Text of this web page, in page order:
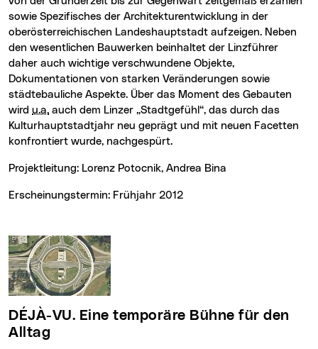
sowie Spezifisches der Architekturentwicklung in der
oberösterreichischen Landeshauptstadt aufzeigen. Neben
den wesentlichen Bauwerken beinhaltet der Linzführer
daher auch wichtige verschwundene Objekte,
Dokumentationen von starken Veränderungen sowie
städtebauliche Aspekte. Über das Moment des Gebauten
wird u.a. auch dem Linzer „Stadtgefühl“, das durch das
Kulturhauptstadtjahr neu geprägt und mit neuen Facetten
konfrontiert wurde, nachgespürt.
Projektleitung: Lorenz Potocnik, Andrea Bina
Erscheinungstermin: Frühjahr 2012
DÉJÀ-VU. Eine temporäre Bühne für den
Alltag